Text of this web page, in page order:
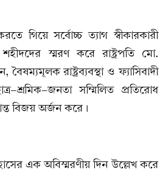
গিয়ে সর্বোচ্চ ত্যাগ স্বীকারকারী
স্মরণ করে রাষ্ট্রপতি মো.
বৈষম্যমূলক রাষ্ট্রব্যবস্থা ও ফ্যাসিবাদী
শ্রমিক-জনতা সম্মিলিত প্রতিরোধ
বিজয় অর্জন করে।
এক অবিস্মরণীয় দিন উল্লেখ করে